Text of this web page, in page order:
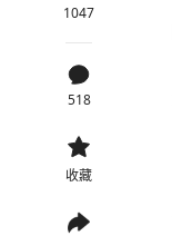
1047
518
收藏